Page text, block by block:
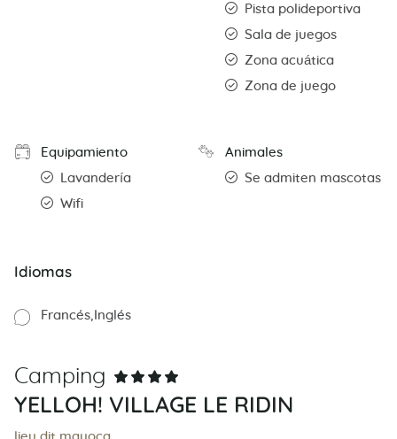
Pista polideportiva
Sala de juegos
Zona acuática
Zona de juego
Equipamiento
Lavandería
Wifi
Animales
Se admiten mascotas
Idiomas
Francés Inglés
Camping
YELLOH! VILLAGE LE RIDIN